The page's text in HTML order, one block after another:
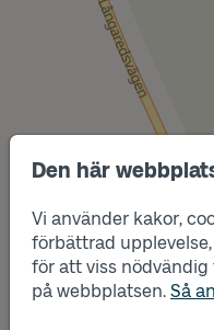
Den här
Vi använder kakor,
förbättrad
för att viss
på webbplatsen. Så